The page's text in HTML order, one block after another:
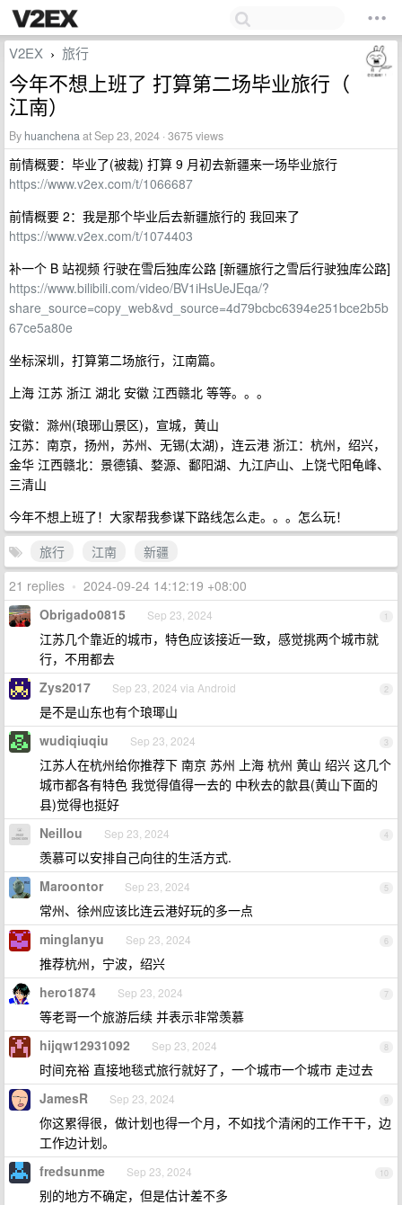
V2EX › 旅行
今年不想上班了 打算第二场毕业旅行（
江南）
By huanchenaat Sep 23, 2024 · 3675 views
前情概要：毕业了(被裁) 打算 9 月初去新疆来一场毕业旅行
https://www.v2ex.com/t/1066687
前情概要 2：我是那个毕业后去新疆旅行的 我回来了
https://www.v2ex.com/t/1074403
补一个 B 站视频 行驶在雪后独库公路 [新疆旅行之雪后行驶独库公路]
https://www.bilibili.com/video/BV1iHsUeJEqa/?
share_source=copy_web&vd_source=4d79bcbc6394e251bce2b5b
67ce5a80e
坐标深圳，打算第二场旅行，江南篇。
上海 江苏 浙江 湖北 安徽 江西赣北 等等。。。
安徽：滁州(琅琊山景区)，宣城，黄山
江苏：南京，扬州，苏州、无锡(太湖)，连云港 浙江：杭州，绍兴，
金华 江西赣北：景德镇、婺源、鄱阳湖、九江庐山、上饶弋阳龟峰、
三清山
今年不想上班了！大家帮我参谋下路线怎么走。。。怎么玩！
旅行
江南
新疆
21 replies • 2024-09-24 14:12:19 +08:00
1
Obrigado0815 Sep 23, 2024
江苏几个靠近的城市，特色应该接近一致，感觉挑两个城市就
行，不用都去
2
Zys2017 Sep 23, 2024 via Android
是不是山东也有个琅瑘山
3
wudiqiuqiu Sep 23, 2024
江苏人在杭州给你推荐下 南京 苏州 上海 杭州 黄山 绍兴 这几个
城市都各有特色 我觉得值得一去的 中秋去的歙县(黄山下面的
县)觉得也挺好
4
Neillou Sep 23, 2024
羡慕可以安排自己向往的生活方式.
5
Maroontor Sep 23, 2024
常州、徐州应该比连云港好玩的多一点
6
minglanyu Sep 23, 2024
推荐杭州，宁波，绍兴
7
hero1874 Sep 23, 2024
等老哥一个旅游后续 并表示非常羡慕
8
hijqw12931092 Sep 23, 2024
时间充裕 直接地毯式旅行就好了，一个城市一个城市 走过去
9
JamesR Sep 23, 2024
你这累得很，做计划也得一个月，不如找个清闲的工作干干，边
工作边计划。
10
fredsunme Sep 23, 2024
别的地方不确定，但是估计差不多